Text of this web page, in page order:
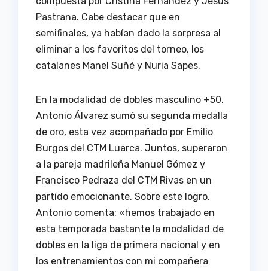
Pastrana. Cabe destacar que en
semifinales, ya habían dado la sorpresa al
eliminar a los favoritos del torneo, los
catalanes Manel Suñé y Nuria Sapes.
En la modalidad de dobles masculino +50,
Antonio Álvarez sumó su segunda medalla
de oro, esta vez acompañado por Emilio
Burgos del CTM Luarca. Juntos, superaron
a la pareja madrileña Manuel Gómez y
Francisco Pedraza del CTM Rivas en un
partido emocionante. Sobre este logro,
Antonio comenta: «hemos trabajado en
esta temporada bastante la modalidad de
dobles en la liga de primera nacional y en
los entrenamientos con mi compañera